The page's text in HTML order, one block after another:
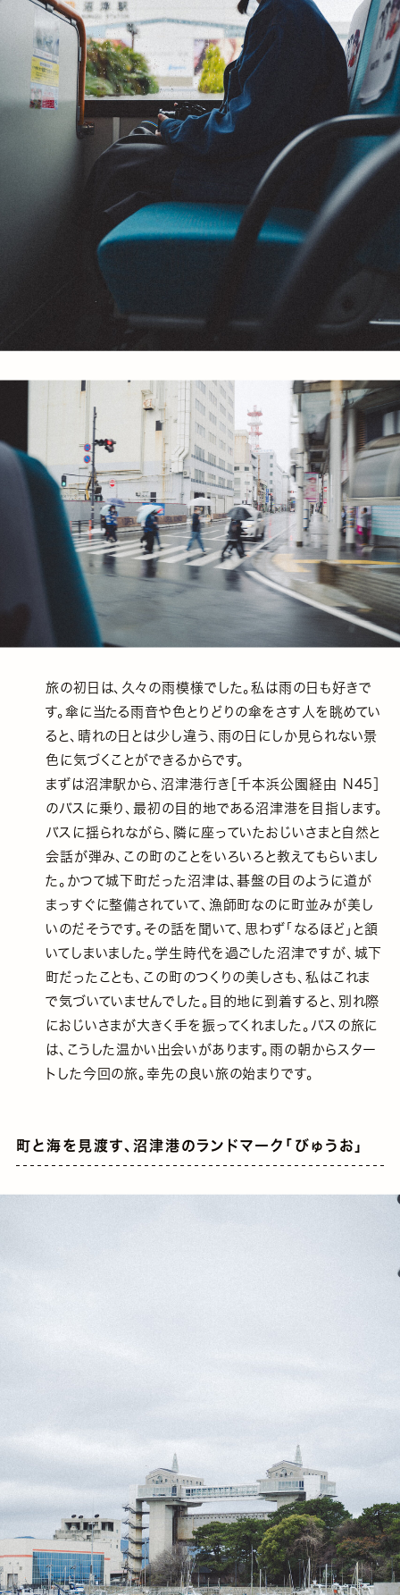
旅の初日は、久々の雨模様でした。私は雨の日も好きで
す。傘に当たる雨音や色とりどりの傘をさす人を眺めてい
ると、晴れの日とは少し違う、雨の日にしか見られない景
色に気づくことができるからです。
まずは沼津駅から、沼津港行き［千本浜公園経由 N45］
のバスに乗り、最初の目的地である沼津港を目指します。
バスに揺られながら、隣に座っていたおじいさまと自然と
会話が弾み、この町のことをいろいろと教えてもらいまし
た。かつて城下町だった沼津は、碁盤の目のように道が
まっすぐに整備されていて、漁師町なのに町並みが美し
いのだそうです。その話を聞いて、思わず「なるほど」と頷
いてしまいました。学生時代を過ごした沼津ですが、城下
町だったことも、この町のつくりの美しさも、私はこれま
で気づいていませんでした。目的地に到着すると、別れ際
におじいさまが大きく手を振ってくれました。バスの旅に
は、こうした温かい出会いがあります。雨の朝からスター
トした今回の旅。幸先の良い旅の始まりです。
町と海を見渡す、沼津港のランドマーク「びゅうお」